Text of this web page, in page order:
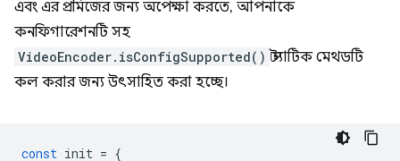
এবং এর প্রমিজের জন্য অপেক্ষা করতে, আপনাকে
কনফিগারেশনটি সহ
VideoEncoder.isConfigSupported() স্ট্যাটিক মেথডটি
কল করার জন্য উৎসাহিত করা হচ্ছে।
const init = {